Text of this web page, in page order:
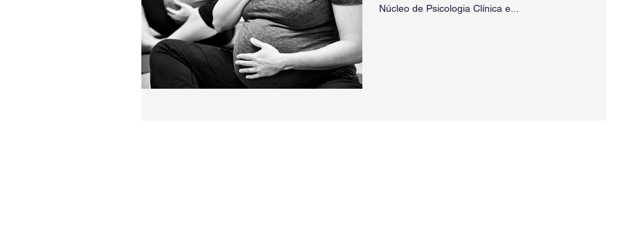
Núcleo de Psicologia Clínica e...